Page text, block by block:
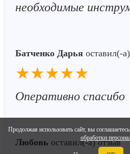
Продолжая использовать сайт, вы
обработки
необходимые
Батченко Дарья оставил(-
★★★★★
Оперативно спасибо
Любовь оставил(-а) отзыв